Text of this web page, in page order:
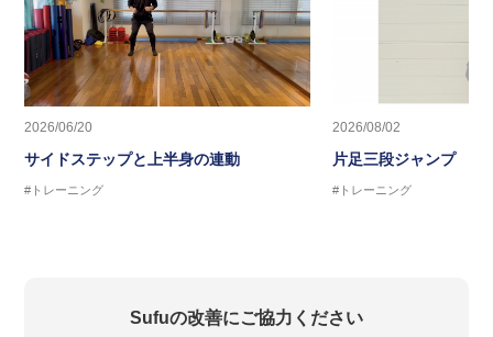
2026/06/20
サイドステップと上半身の連動
#トレーニング
2026/08/02
片足三段ジャンプ
#トレーニング
Sufuの改善にご協力ください